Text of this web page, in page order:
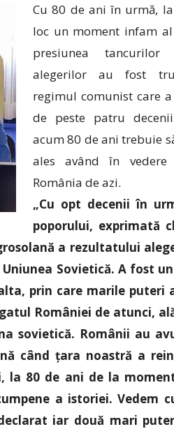
Cu 80 de ani în urmă,
loc un moment infam
presiunea tancurilor
alegerilor au fost
regimul comunist care
de peste patru
acum 80 de ani trebuie
ales având în
România de azi.
„Cu opt decenii în
poporului, exprimată
a rezultatului
Sovietică. A fost
prin care marile puteri
României de atunci,
sovietică. Românii au
când țara noastră a
la 80 de ani de la
a istoriei. Vedem
iar două mari